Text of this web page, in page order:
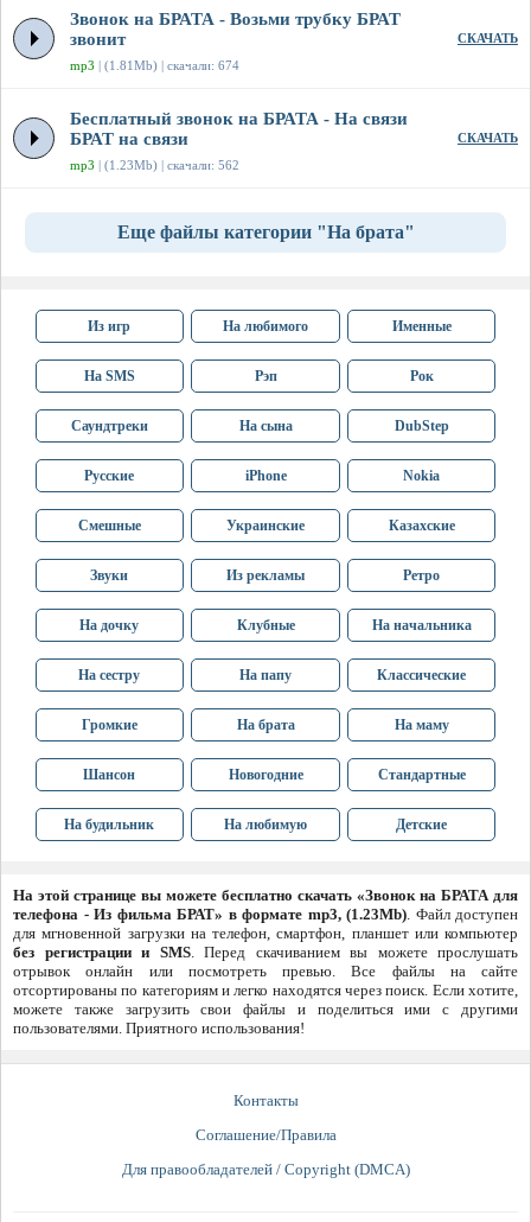
Звонок на БРАТА - Возьми трубку БРАТ
звонит
mp3 | (1.81Mb) | скачали: 674
СКАЧАТЬ
Бесплатный звонок на БРАТА - На связи
БРАТ на связи
mp3 | (1.23Mb) | скачали: 562
СКАЧАТЬ
Еще файлы категории "На брата"
Из игр На любимого Именные
На SMS Рэп Рок
Саундтреки На сына DubStep
Русские iPhone Nokia
Смешные Украинские Казахские
Звуки Из рекламы Ретро
На дочку Клубные На начальника
На сестру На папу Классические
Громкие На брата На маму
Шансон Новогодние Стандартные
На будильник На любимую Детские
На этой странице вы можете бесплатно скачать «Звонок на БРАТА для
телефона - Из фильма БРАТ» в формате mp3, (1.23Mb). Файл доступен
для мгновенной загрузки на телефон, смартфон, планшет или компьютер
без регистрации и SMS. Перед скачиванием вы можете прослушать
отрывок онлайн или посмотреть превью. Все файлы на сайте
отсортированы по категориям и легко находятся через поиск. Если хотите,
можете также загрузить свои файлы и поделиться ими с другими
пользователями. Приятного использования!
Контакты
Соглашение/Правила
Для правообладателей / Copyright (DMCA)